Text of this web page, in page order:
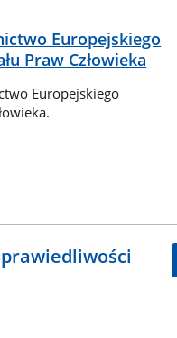
Europejskiego
Praw Człowieka
Europejskiego